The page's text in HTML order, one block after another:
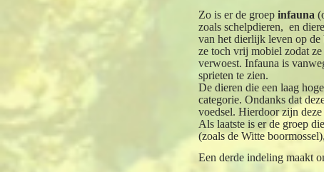
Zo is er de groep infauna
zoals schelpdieren, en
van het dierlijk leven op de
ze toch vrij mobiel zodat
verwoest. Infauna is
sprieten te zien.
De dieren die een laag
categorie. Ondanks dat
voedsel. Hierdoor zijn
Als laatste is er de groep
(zoals de Witte
Een derde indeling maakt